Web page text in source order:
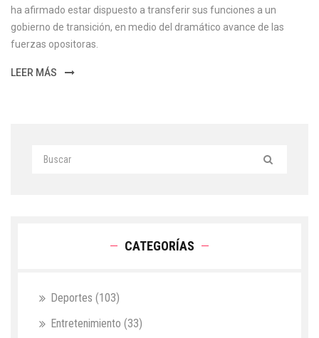
ha afirmado estar dispuesto a transferir sus funciones a un
gobierno de transición, en medio del dramático avance de las
fuerzas opositoras.
LEER MÁS
CATEGORÍAS
Deportes (103)
Entretenimiento (33)